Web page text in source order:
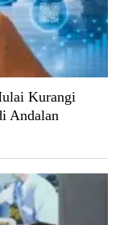
Kurangi
Andalan